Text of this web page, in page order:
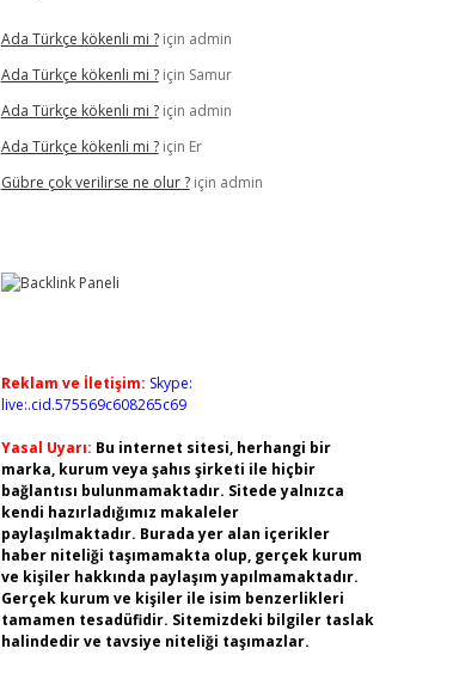
Ada Türkçe kökenli mi ?için admin
Ada Türkçe kökenli mi ?için Samur
Ada Türkçe kökenli mi ?için admin
Ada Türkçe kökenli mi ?için Er
Gübre çok verilirse ne olur ?için admin
Reklam ve İletişim: Skype:
live:.cid.575569c608265c69
Yasal Uyarı: Bu internet sitesi, herhangi bir
marka, kurum veya şahıs şirketi ile hiçbir
bağlantısı bulunmamaktadır. Sitede yalnızca
kendi hazırladığımız makaleler
paylaşılmaktadır. Burada yer alan içerikler
haber niteliği taşımamakta olup, gerçek kurum
ve kişiler hakkında paylaşım yapılmamaktadır.
Gerçek kurum ve kişiler ile isim benzerlikleri
tamamen tesadüfidir. Sitemizdeki bilgiler taslak
halindedir ve tavsiye niteliği taşımazlar.